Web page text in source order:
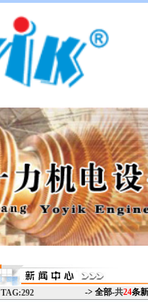
TAG:292 -> 全部-共24条